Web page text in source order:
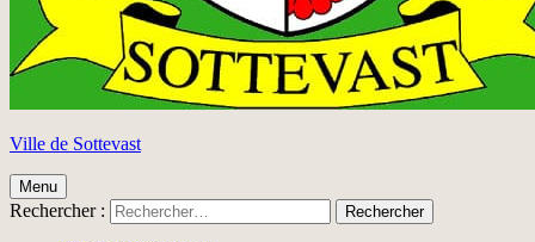
Ville de Sottevast
Menu
Rechercher :